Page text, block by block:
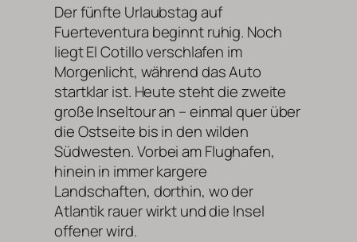
Der fünfte Urlaubstag auf
Fuerteventura beginnt ruhig. Noch
liegt El Cotillo verschlafen im
Morgenlicht, während das Auto
startklar ist. Heute steht die zweite
große Inseltour an – einmal quer über
die Ostseite bis in den wilden
Südwesten. Vorbei am Flughafen,
hinein in immer kargere
Landschaften, dorthin, wo der
Atlantik rauer wirkt und die Insel
offener wird.